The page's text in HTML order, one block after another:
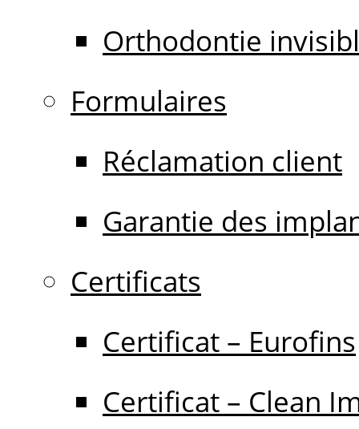
Orthodontie
Formulaires
Réclamation client
Garantie des
Certificats
Certificat – Eurofins
Certificat – Clean